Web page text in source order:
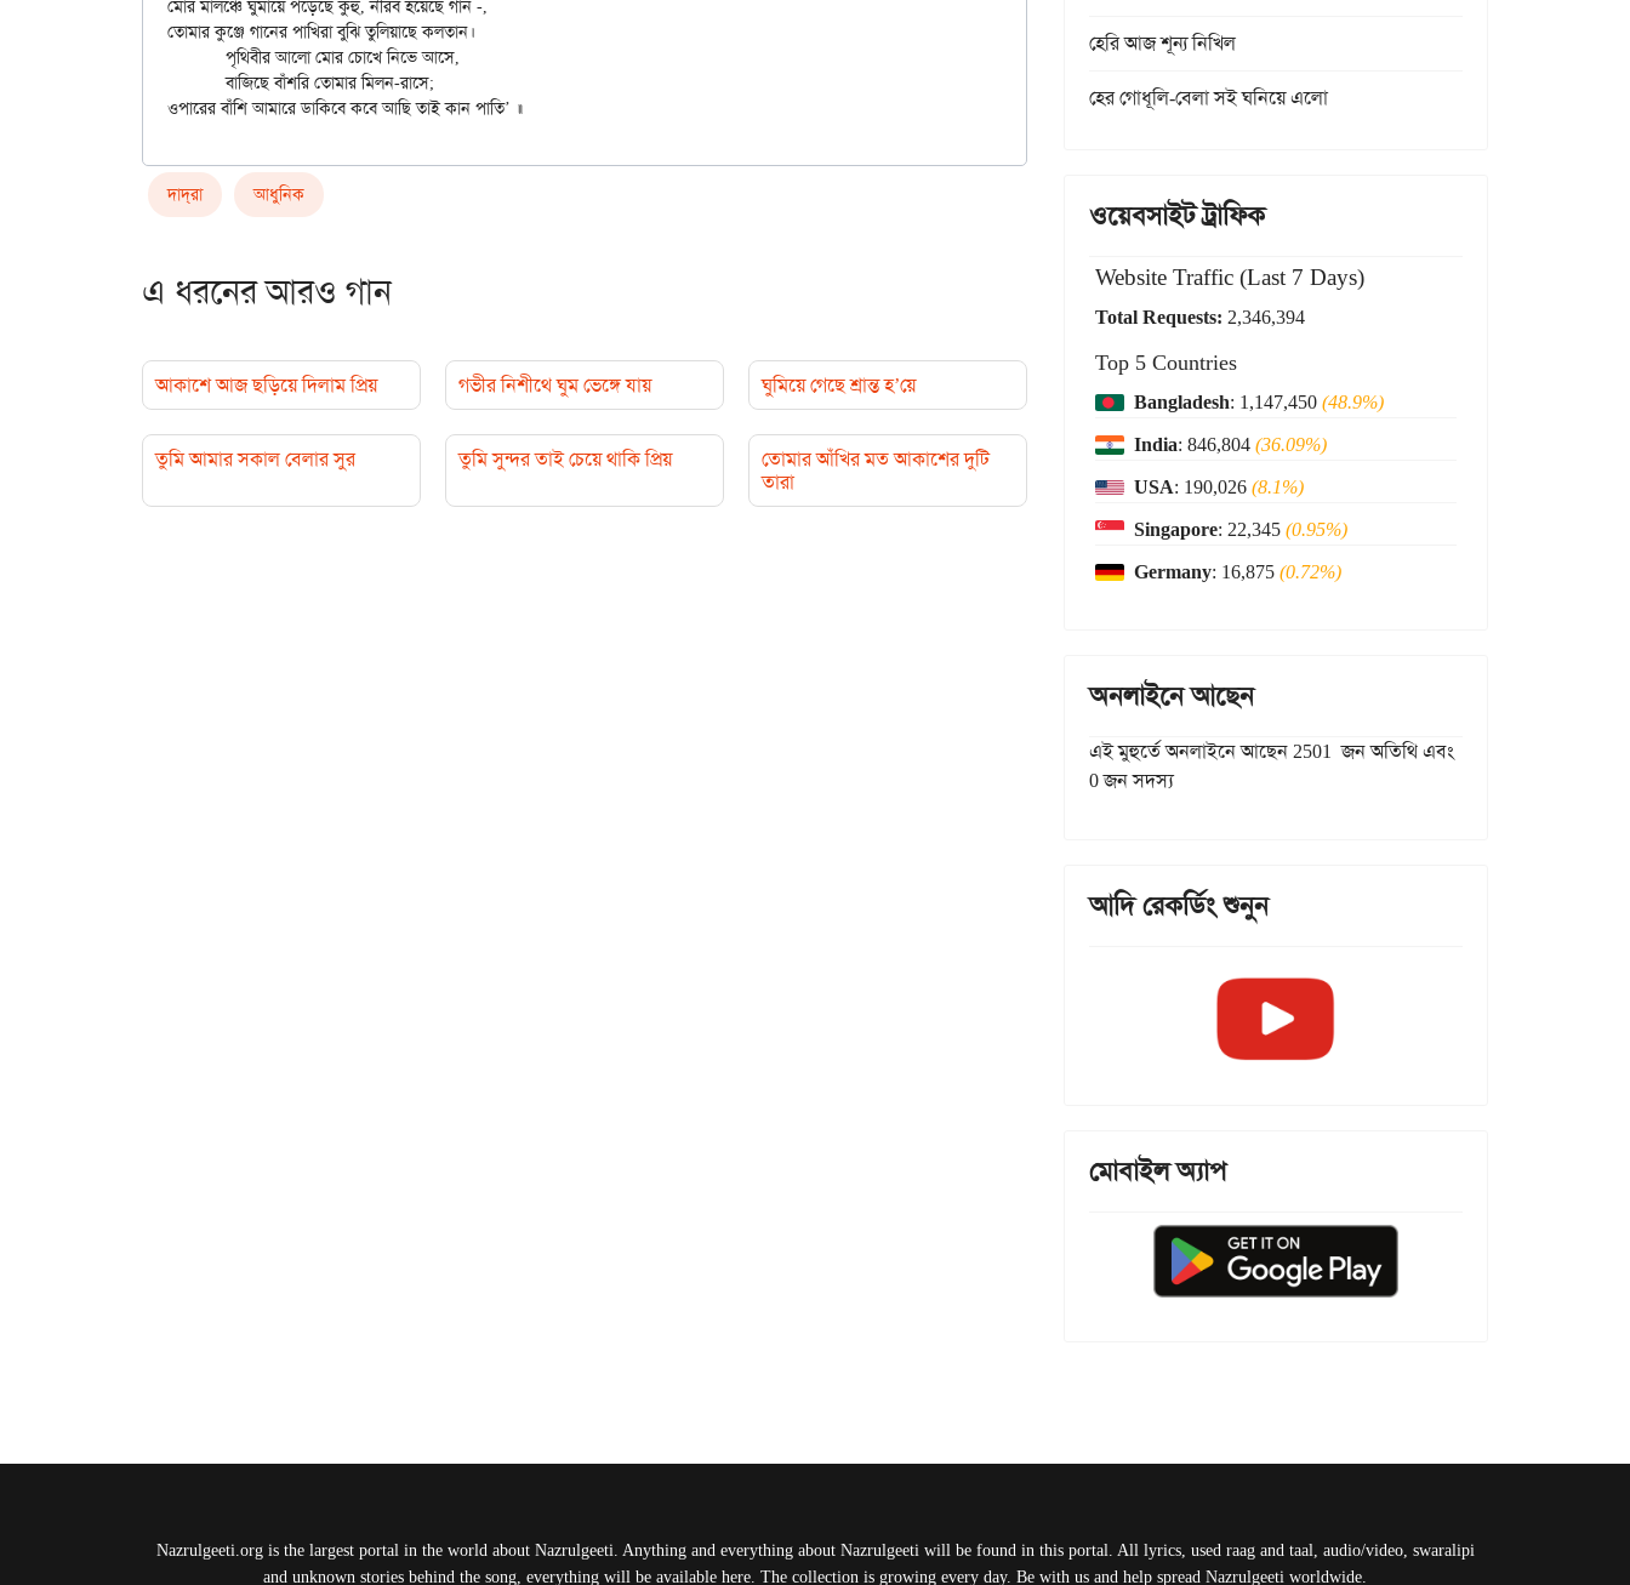
মোর মালঞ্চে ঘুমায়ে পড়েছে কুহু, নীরব হয়েছে গান -,
তোমার কুঞ্জে গানের পাখিরা বুঝি তুলিয়াছে কলতান।
	বাজিছে বাঁশরি তোমার মিলন-রাসে;
দাদ্‌রা আধুনিক
এ ধরনের আরও গান
আকাশে আজ ছড়িয়ে দিলাম প্রিয় গভীর নিশীথে ঘুম ভেঙ্গে যায় ঘুমিয়ে গেছে শ্রান্ত হ’য়ে
তুমি আমার সকাল বেলার সুর তুমি সুন্দর তাই চেয়ে থাকি প্রিয়
তোমার আঁখির মত আকাশের দুটি
তারা
হেরি আজ শূন্য নিখিল
হের গোধূলি-বেলা সই ঘনিয়ে এলো
ওয়েবসাইট ট্রাফিক
Website Traffic (Last 7 Days)
Total Requests: 2,346,394
Top 5 Countries
Bangladesh: 1,147,450(48.9%)
India: 846,804(36.09%)
USA: 190,026(8.1%)
Singapore: 22,345(0.95%)
Germany: 16,875(0.72%)
অনলাইনে আছেন
এই মুহুর্তে অনলাইনে আছেন 2501 জন অতিথি এবং
0 জন সদস্য
আদি রেকর্ডিং শুনুন
মোবাইল অ্যাপ
Nazrulgeeti.org is the largest portal in the world about Nazrulgeeti. Anything and everything about Nazrulgeeti will be found in this portal. All lyrics, used raag and taal, audio/video, swaralipi
and unknown stories behind the song, everything will be available here. The collection is growing every day. Be with us and help spread Nazrulgeeti worldwide.